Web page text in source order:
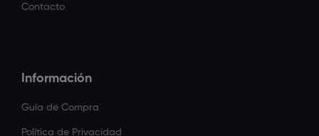
Contacto
Información
Guía de Compra
Política de Privacidad